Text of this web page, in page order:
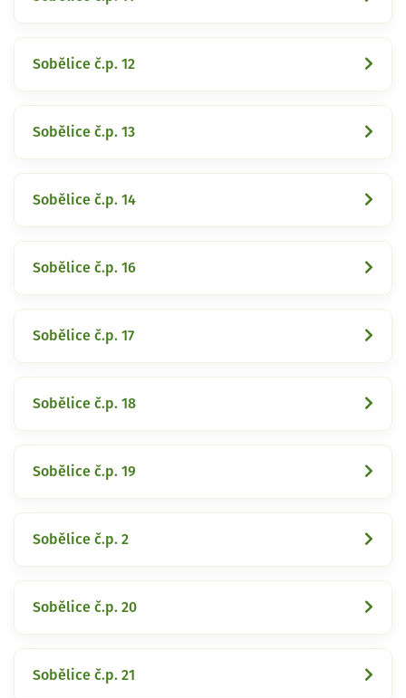
Sobělice č.p. 12
Sobělice č.p. 13
Sobělice č.p. 14
Sobělice č.p. 16
Sobělice č.p. 17
Sobělice č.p. 18
Sobělice č.p. 19
Sobělice č.p. 2
Sobělice č.p. 20
Sobělice č.p. 21